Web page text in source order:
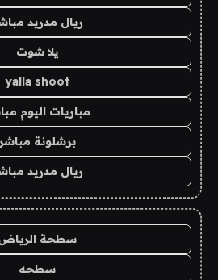
ريال مدريد
يلا شوت
yalla shoot
مباريات اليوم
برشلونة مباشر
ريال مدريد
سطحة
سطحه